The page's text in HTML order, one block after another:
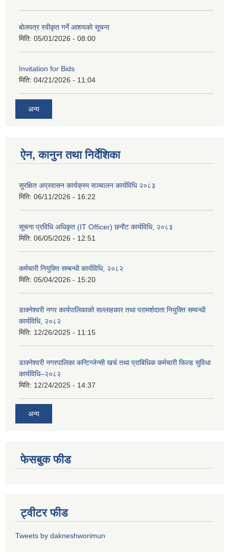
बोलपत्र स्वीकृत गर्ने आशयको सूचना
मिति: 05/01/2026 - 08:00
Invitation for Bids
मिति: 04/21/2026 - 11:04
अन्य
ऐन, कानुन तथा निर्देशिका
सुरक्षित अप्रवासन कार्यक्रम सञ्चालन कार्यविधि २०८३
मिति: 06/11/2026 - 16:22
सूचना प्रविधि अधिकृत (IT Officer) छनौट कार्यविधि, २०८३
मिति: 06/05/2026 - 12:51
कर्मचारी नियुक्ति सम्बन्धी कार्यविधि, २०८२
मिति: 05/04/2026 - 15:20
डाक्नेश्वरी नगर कार्यपालिकाको सल्लाहकार तथा परामर्शदाता नियुक्ति सम्वन्धी
कार्यविधि, २०८२
मिति: 12/26/2025 - 11:15
डाक्नेश्वरी नगरपालिका कन्टिन्जेन्सी खर्च तथा प्राबिधिक कर्मचारी फिल्ड सुविधा
कार्यविधि–२०८२
मिति: 12/24/2025 - 14:37
अन्य
फेसबुक फीड
ट्वीटर फीड
Tweets by dakneshworimun